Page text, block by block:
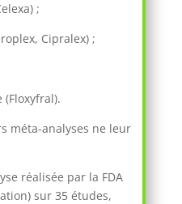
;
Cipralex) ;
méta-analyses ne leur
réalisée par la FDA
sur 35 études,